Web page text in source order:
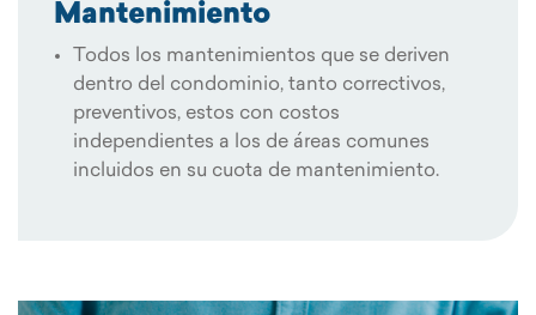
Mantenimiento
Todos los mantenimientos que se deriven
dentro del condominio, tanto correctivos,
preventivos, estos con costos
independientes a los de áreas comunes
incluidos en su cuota de mantenimiento.